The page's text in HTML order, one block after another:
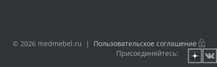
© 2026 medmebel.ru | Пользовательское соглашение
Присоединяйтесь: